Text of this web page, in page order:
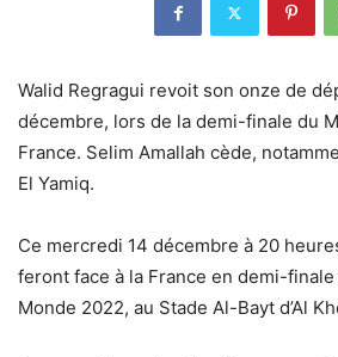
Walid Regragui revoit son onze de
décembre, lors de la demi-finale du
France. Selim Amallah cède,
El Yamiq.
Ce mercredi 14 décembre à 20
feront face à la France en demi-
Monde 2022, au Stade Al-Bayt d’Al